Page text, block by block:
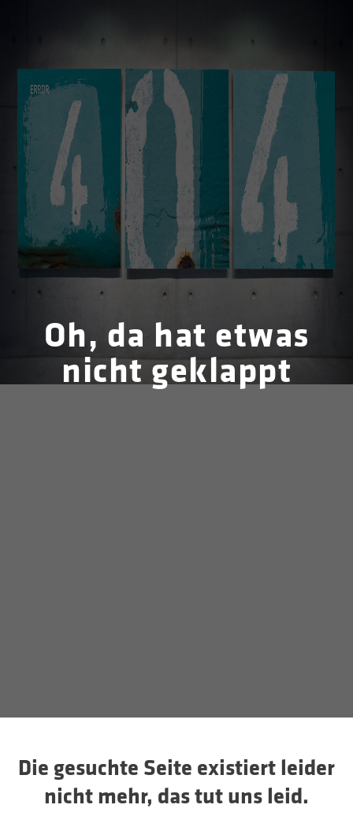
Oh, da hat etwas
nicht geklappt
Die gesuchte Seite existiert leider
nicht mehr, das tut uns leid.